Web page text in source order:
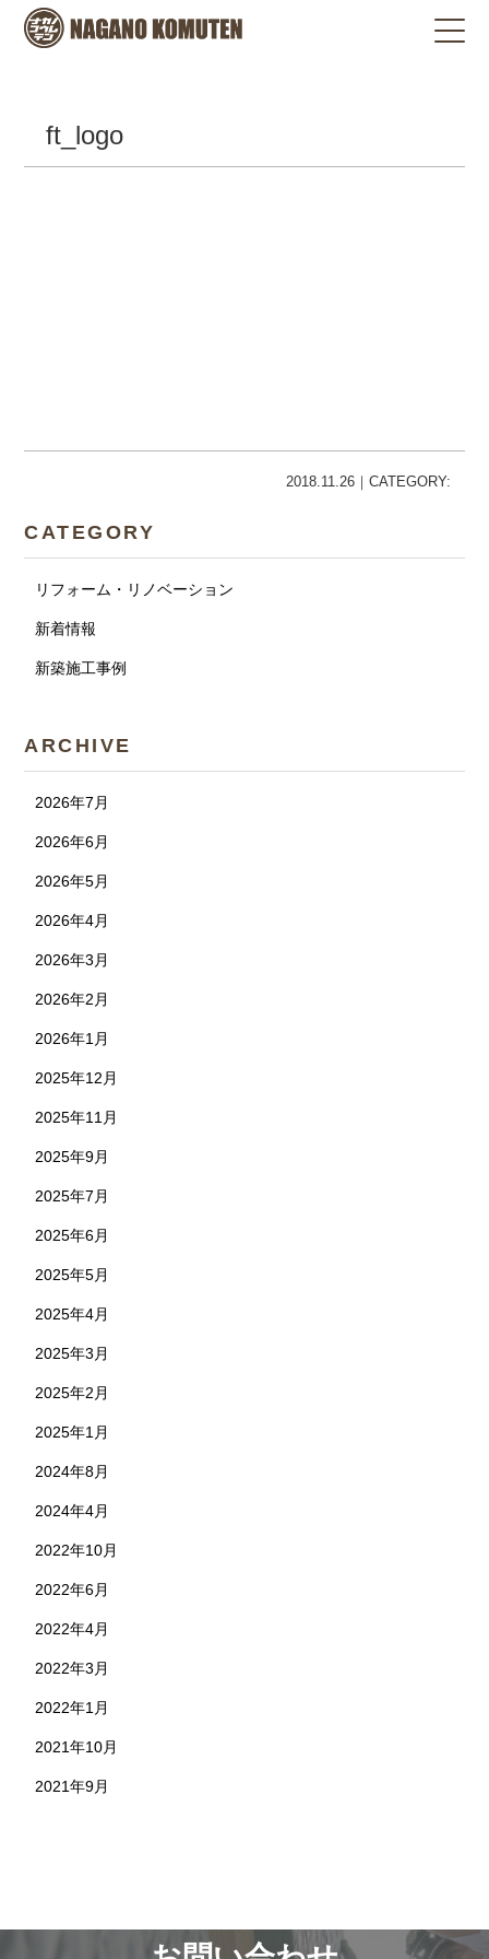
ft_logo
2018.11.26｜CATEGORY:
CATEGORY
リフォーム・リノベーション
新着情報
新築施工事例
ARCHIVE
2026年7月
2026年6月
2026年5月
2026年4月
2026年3月
2026年2月
2026年1月
2025年12月
2025年11月
2025年9月
2025年7月
2025年6月
2025年5月
2025年4月
2025年3月
2025年2月
2025年1月
2024年8月
2024年4月
2022年10月
2022年6月
2022年4月
2022年3月
2022年1月
2021年10月
2021年9月